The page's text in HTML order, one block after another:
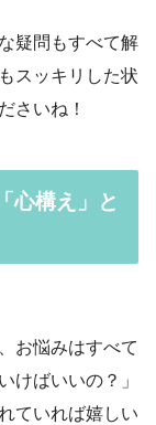
疑問もすべて解
スッキリした状
さいね！
心構え」と
お悩みはすべて
けばいいの？」
ていれば嬉しい